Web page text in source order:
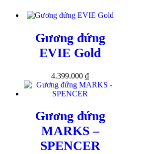
Gương đứng
EVIE Gold
4.399.000 ₫
Gương đứng
MARKS –
SPENCER